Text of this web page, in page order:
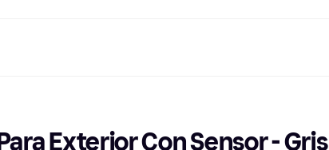
Saldo
precios
Teléfonos & Wearables
Exterior Con Sensor - Gris